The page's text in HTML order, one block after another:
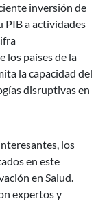
inversión de
PIB a actividades
los países de la
la capacidad del
disruptivas en
los
en este
en Salud.
expertos y